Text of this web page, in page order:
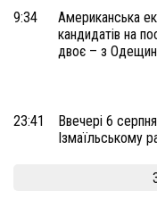
9:34
Американська
кандидатів на
двоє – з
23:41
Ввечері 6
Ізмаїльському